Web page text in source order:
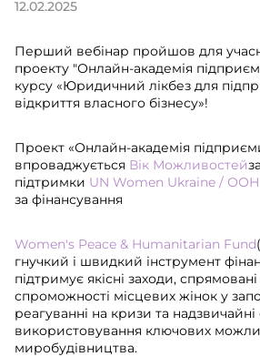
12.02.2025
Перший вебінар пройшов для
проекту "Онлайн-академія
курсу «Юридичний лікбез для
відкриття власного бізнесу»!
Проект «Онлайн-академія
впроваджується Вік Можливостей
підтримки UN Women Ukraine / ООН
за фінансування
Women's Peace & Humanitarian Fund
гнучкий і швидкий інструмент
підтримує якісні заходи,
спроможності місцевих жінок у
реагуванні на кризи та надзвичайні
використовування ключових
миробудівництва.